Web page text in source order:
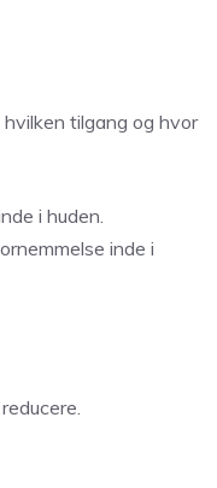
tilgang og hvor
i huden.
inde i